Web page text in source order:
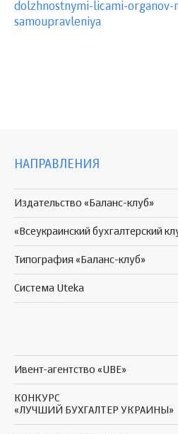
dolzhnostnymi-licami-organov-
samoupravleniya
НАПРАВЛЕНИЯ
Издательство «Баланс-клуб»
«Всеукраинский бухгалтерский
Типография «Баланс-клуб»
Система Uteka
Ивент-агентство «UBE»
КОНКУРС
«ЛУЧШИЙ БУХГАЛТЕР УКРАИНЫ»